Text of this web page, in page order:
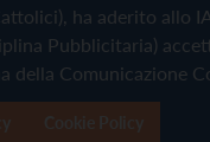
ha aderito allo
Pubblicitaria)
della Comunicazione